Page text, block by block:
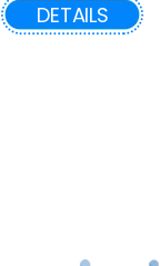
DETAILS